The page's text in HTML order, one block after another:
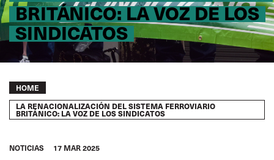
BRITÁNICO: LA VOZ DE LOS
SINDICATOS
Breadcrumb
HOME
LA RENACIONALIZACIÓN DEL SISTEMA FERROVIARIO
BRITÁNICO: LA VOZ DE LOS SINDICATOS
NOTICIAS 17 MAR 2025